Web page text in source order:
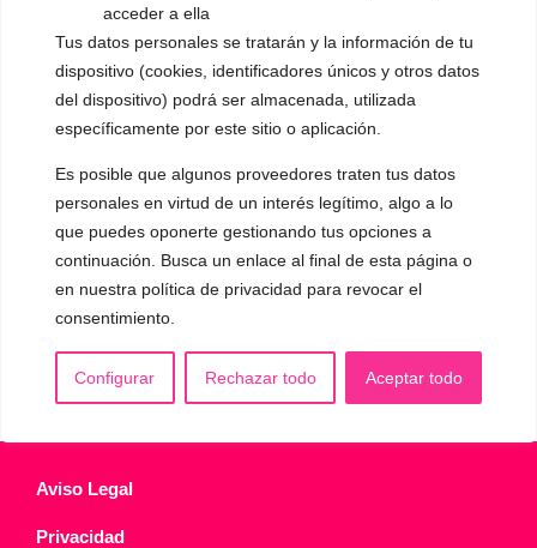
acceder a ella
Tus datos personales se tratarán y la información de tu
dispositivo (cookies, identificadores únicos y otros datos
del dispositivo) podrá ser almacenada, utilizada
específicamente por este sitio o aplicación.
Es posible que algunos proveedores traten tus datos
personales en virtud de un interés legítimo, algo a lo
que puedes oponerte gestionando tus opciones a
continuación. Busca un enlace al final de esta página o
en nuestra política de privacidad para revocar el
consentimiento.
Configurar Rechazar todo Aceptar todo
▪️ Voz virilizada por esteroides
▪️ Modificación del acento
🟥 CIRUGÍA: Glotoplastia
CONTACTO Y CITAS
✅Pide tu CITA ONLINE
WhatsApp :+34 625 14 46 47
Email :contacto@femivoz.es
Aviso Legal
Privacidad